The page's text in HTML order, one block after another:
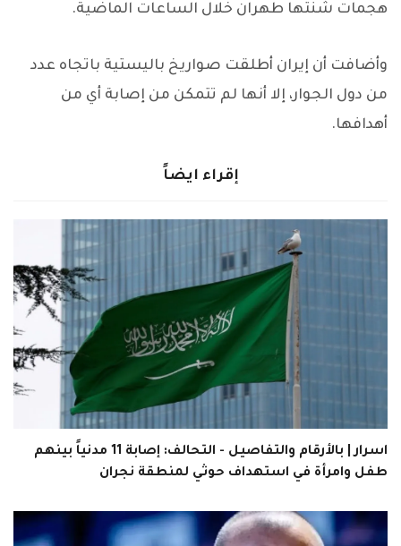
هجمات شنتها طهران خلال الساعات الماضية.
وأضافت أن إيران أطلقت صواريخ باليستية باتجاه عدد
من دول الجوار، إلا أنها لم تتمكن من إصابة أي من
أهدافها.
إقراء ايضاً
اسرار | بالأرقام والتفاصيل - التحالف: إصابة 11 مدنياً بينهم
طفل وامرأة في استهداف حوثي لمنطقة نجران